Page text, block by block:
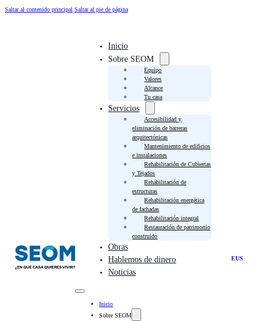
Saltar al contenido principal Saltar al pie de página
Inicio
Sobre SEOM
Equipo
Valores
Alcance
Tu casa
Servicios
Accesibilidad y
eliminación de barreras
arquitectónicas
Mantenimiento de edificios
e instalaciones
Rehabilitación de Cubiertas
y Tejados
Rehabilitación de
estructuras
Rehabilitación energética
de fachadas
Rehabilitación integral
Restauración de patrimonio
construido
Obras
Hablemos de dinero
Noticias
Inicio
Sobre SEOM
EUS